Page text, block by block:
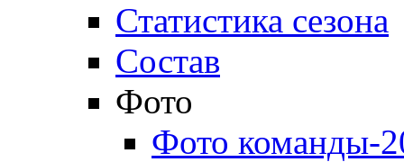
Статистика сезона
Состав
Фото
Фото команды-